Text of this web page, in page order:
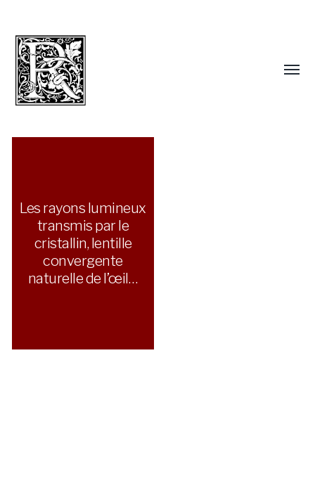
Les rayons lumineux
transmis par le
cristallin, lentille
convergente
naturelle de l’œil…